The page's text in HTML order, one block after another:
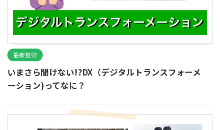
最新技術
いまさら聞けない!?DX（デジタルトランスフォーメ
ーション)ってなに？